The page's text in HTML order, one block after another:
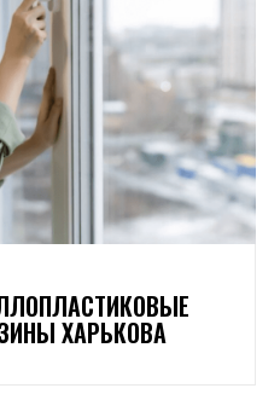
ХАРЬКОВА